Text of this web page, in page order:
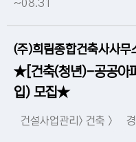
~08.31
(주)희림종합건축사사무
★[건축(청년)-공공아
입) 모집★
건설사업관리> 건축 >